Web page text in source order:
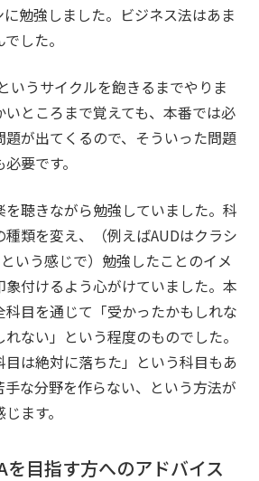
に勉強しました。ビジネス法はあま
した。
いうサイクルを飽きるまでやりま
いところまで覚えても、本番では必
が出てくるので、そういった問題
要です。
聴きながら勉強していました。科
類を変え、（例えばAUDはクラシ
いう感じで）勉強したことのイメ
付けるよう心がけていました。本
目を通じて「受かったかもしれな
ない」という程度のものでした。
は絶対に落ちた」という科目もあ
手な分野を作らない、という方法が
ます。
を目指す方へのアドバイス